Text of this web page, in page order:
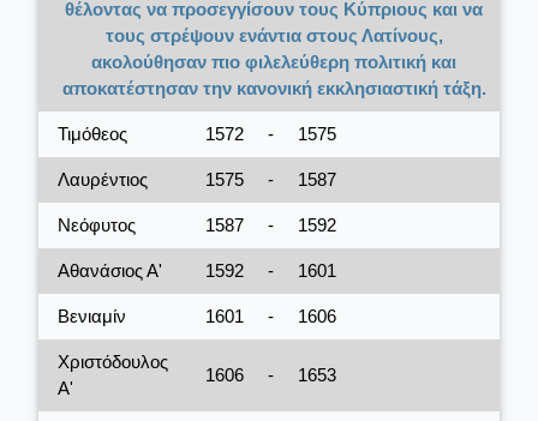
θέλοντας να προσεγγίσουν τους Κύπριους και να
τους στρέψουν ενάντια στους Λατίνους,
ακολούθησαν πιο φιλελεύθερη πολιτική και
αποκατέστησαν την κανονική εκκλησιαστική τάξη.
Τιμόθεος 1572 - 1575
Λαυρέντιος 1575 - 1587
Νεόφυτος 1587 - 1592
Αθανάσιος Α' 1592 - 1601
Βενιαμίν 1601 - 1606
Χριστόδουλος
Α'
1606 - 1653